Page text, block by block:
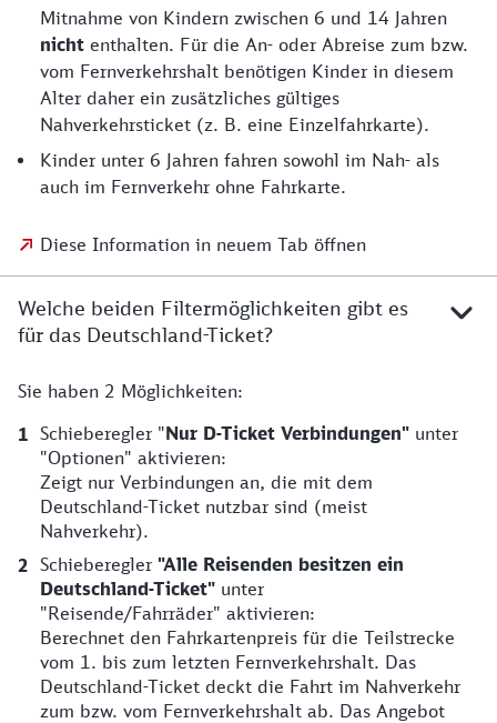
Mitnahme von Kindern zwischen 6 und 14 Jahren
nicht enthalten. Für die An- oder Abreise zum bzw.
vom Fernverkehrshalt benötigen Kinder in diesem
Alter daher ein zusätzliches gültiges
Nahverkehrsticket (z. B. eine Einzelfahrkarte).
Kinder unter 6 Jahren fahren sowohl im Nah- als
auch im Fernverkehr ohne Fahrkarte.
Diese Information in neuem Tab öffnen
Welche beiden Filtermöglichkeiten gibt es
für das Deutschland-Ticket?
Sie haben 2 Möglichkeiten:
Schieberegler "Nur D-Ticket Verbindungen" unter
"Optionen" aktivieren:
Zeigt nur Verbindungen an, die mit dem
Deutschland-Ticket nutzbar sind (meist
Nahverkehr).
Schieberegler "Alle Reisenden besitzen ein
Deutschland-Ticket" unter
"Reisende/Fahrräder" aktivieren:
Berechnet den Fahrkartenpreis für die Teilstrecke
vom 1. bis zum letzten Fernverkehrshalt. Das
Deutschland-Ticket deckt die Fahrt im Nahverkehr
zum bzw. vom Fernverkehrshalt ab. Das Angebot